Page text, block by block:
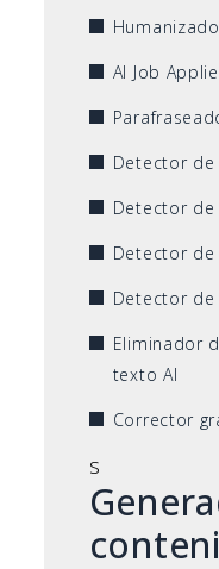
AI Job
Detector de
Detector de
Detector de
Detector
Eliminador
texto AI
Corrector
s